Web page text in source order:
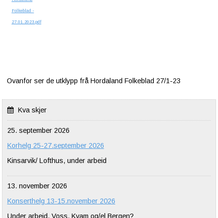
Folkeblad -
27.01.2023.pdf
Ovanfor ser de utklypp frå Hordaland Folkeblad 27/1-23
Kva skjer
25. september 2026
Korhelg 25-27.september 2026
Kinsarvik/ Lofthus, under arbeid
13. november 2026
Konserthelg 13-15.november 2026
Under arbeid, Voss, Kvam og/el Bergen?